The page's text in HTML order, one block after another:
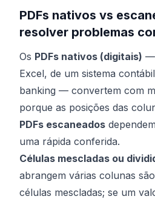
PDFs nativos vs
resolver problemas
Os PDFs nativos (digitais) —
Excel, de um sistema
banking — convertem com
porque as posições das
PDFs escaneados
uma rápida conferida.
Células mescladas ou
abrangem várias colunas
células mescladas; se um